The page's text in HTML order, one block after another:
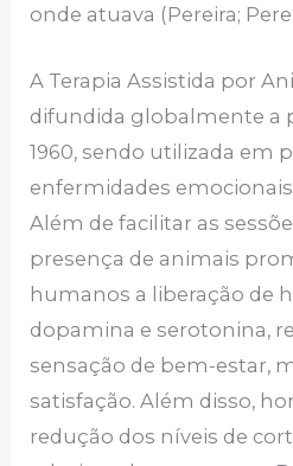
onde atuava (Pereira;
A Terapia Assistida por
difundida globalmente a
1960, sendo utilizada em
enfermidades
Além de facilitar as
presença de animais
humanos a liberação de
dopamina e serotonina,
sensação de bem-estar,
satisfação. Além disso,
redução dos níveis de